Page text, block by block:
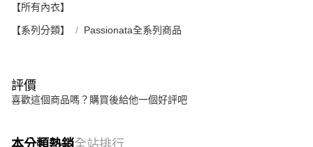
【所有內衣】
【系列分類】 Passionata全系列商品
評價
喜歡這個商品嗎？購買後給他一個好評吧
本分類熱銷全站排行